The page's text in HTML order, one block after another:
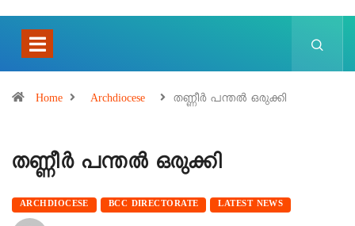
Home Archdiocese തണ്ണീര്‍ പന്തല്‍ ഒരുക്കി
തണ്ണീര്‍ പന്തല്‍ ഒരുക്കി
ARCHDIOCESE BCC DIRECTORATE LATEST NEWS